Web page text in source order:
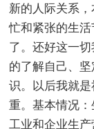
新的人际关系
忙和紧张的生
了。还好这一
的了解自己、
识。以后我就
重。基本情况
工业和企业生